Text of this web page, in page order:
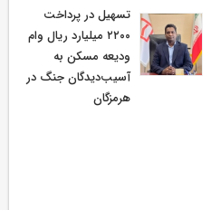
تسهیل در پرداخت
۲۲۰۰ میلیارد ریال وام
ودیعه مسکن به
آسیب‌دیدگان جنگ در
هرمزگان